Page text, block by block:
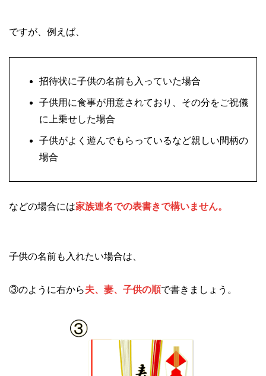
ですが、例えば、
招待状に子供の名前も入っていた場合
子供用に食事が用意されており、その分をご祝儀
に上乗せした場合
子供がよく遊んでもらっているなど親しい間柄の
場合
などの場合には家族連名での表書きで構いません。
子供の名前も入れたい場合は、
③のように右から夫、妻、子供の順で書きましょう。